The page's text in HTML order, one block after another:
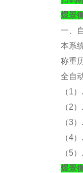
煜景
一、
本系
称重
全自
（1
（2
（3）
（4）
（5
煜景